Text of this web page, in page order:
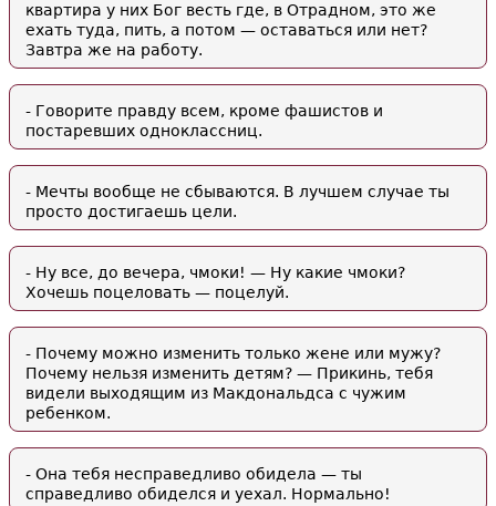
квартира у них Бог весть где, в Отрадном, это же
ехать туда, пить, а потом — оставаться или нет?
Завтра же на работу.
- Говорите правду всем, кроме фашистов и
постаревших одноклассниц.
- Мечты вообще не сбываются. В лучшем случае ты
просто достигаешь цели.
- Ну все, до вечера, чмоки! — Ну какие чмоки?
Хочешь поцеловать — поцелуй.
- Почему можно изменить только жене или мужу?
Почему нельзя изменить детям? — Прикинь, тебя
видели выходящим из Макдональдса с чужим
ребенком.
- Она тебя несправедливо обидела — ты
справедливо обиделся и уехал. Нормально!